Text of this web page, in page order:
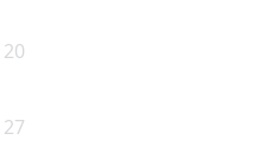
20
27